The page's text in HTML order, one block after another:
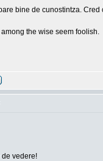
bine de cunostintza.
the wise seem foolish.
de vedere!